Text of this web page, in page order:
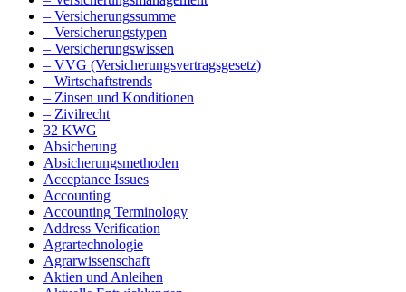
– Versicherungssumme
– Versicherungstypen
– Versicherungswissen
– VVG (Versicherungsvertragsgesetz)
– Wirtschaftstrends
– Zinsen und Konditionen
– Zivilrecht
32 KWG
Absicherung
Absicherungsmethoden
Acceptance Issues
Accounting
Accounting Terminology
Address Verification
Agrartechnologie
Agrarwissenschaft
Aktien und Anleihen